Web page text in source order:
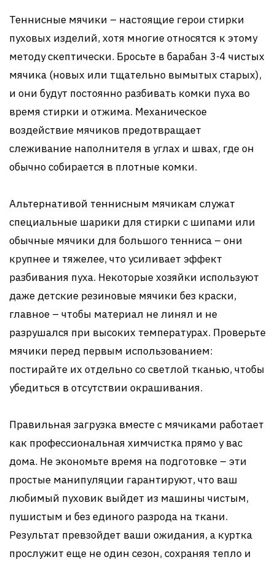
Теннисные мячики – настоящие герои стирки
пуховых изделий, хотя многие относятся к этому
методу скептически. Бросьте в барабан 3-4 чистых
мячика (новых или тщательно вымытых старых),
и они будут постоянно разбивать комки пуха во
время стирки и отжима. Механическое
воздействие мячиков предотвращает
слеживание наполнителя в углах и швах, где он
обычно собирается в плотные комки.
Альтернативой теннисным мячикам служат
специальные шарики для стирки с шипами или
обычные мячики для большого тенниса – они
крупнее и тяжелее, что усиливает эффект
разбивания пуха. Некоторые хозяйки используют
даже детские резиновые мячики без краски,
главное – чтобы материал не линял и не
разрушался при высоких температурах. Проверьте
мячики перед первым использованием:
постирайте их отдельно со светлой тканью, чтобы
убедиться в отсутствии окрашивания.
Правильная загрузка вместе с мячиками работает
как профессиональная химчистка прямо у вас
дома. Не экономьте время на подготовке – эти
простые манипуляции гарантируют, что ваш
любимый пуховик выйдет из машины чистым,
пушистым и без единого разрода на ткани.
Результат превзойдет ваши ожидания, а куртка
прослужит еще не один сезон, сохраняя тепло и